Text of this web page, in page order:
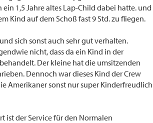
1,5 Jahre altes Lap-Child dabei hatte. und
Kind auf dem Schoß fast 9 Std. zu fliegen.
sich sonst auch sehr gut verhalten.
nicht, dass da ein Kind in der
Der kleine hat die umsitzenden
Dennoch war dieses Kind der Crew
Amerikaner sonst nur super Kinderfreudlich
ist der Service für den Normalen